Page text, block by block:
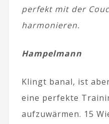
perfekt mit der
harmonieren.
Hampelmann
Klingt banal, ist
eine perfekte
aufzuwärmen. 15